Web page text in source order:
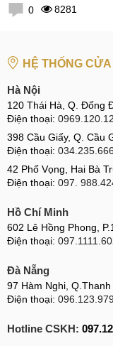
0
8281
HỆ THỐNG
Hà Nội
120 Thái Hà, Q. Đống
Điện thoại:
398 Cầu Giấy, Q. Cầu
Điện thoại:
42 Phố Vọng, Hai Bà
Điện thoại: 097.
Hồ Chí Minh
602 Lê Hồng Phong,
Điện thoại:
Đà Nẵng
97 Hàm Nghi, Q.Thanh
Điện thoại:
Hotline CSKH: